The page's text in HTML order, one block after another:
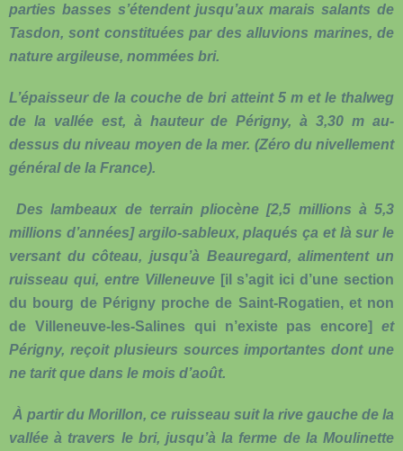
parties basses s’étendent jusqu’aux marais salants de
Tasdon, sont constituées par des alluvions marines, de
nature argileuse, nommées bri.
L’épaisseur de la couche de bri atteint 5 m et le thalweg
de la vallée est, à hauteur de Périgny, à 3,30 m au-
dessus du niveau moyen de la mer. (Zéro du nivellement
général de la France).
Des lambeaux de terrain pliocène [2,5 millions à 5,3
millions d’années] argilo-sableux, plaqués ça et là sur le
versant du côteau, jusqu’à Beauregard, alimentent un
ruisseau qui, entre Villeneuve [il s’agit ici d’une section
du bourg de Périgny proche de Saint-Rogatien, et non
de Villeneuve-les-Salines qui n’existe pas encore] et
Périgny, reçoit plusieurs sources importantes dont une
ne tarit que dans le mois d’août.
À partir du Morillon, ce ruisseau suit la rive gauche de la
vallée à travers le bri, jusqu’à la ferme de la Moulinette